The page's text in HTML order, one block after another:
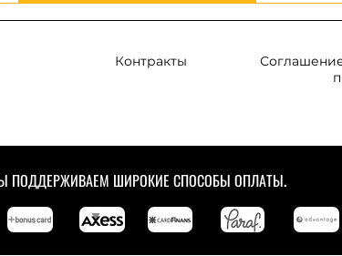
Контракты
ПОДДЕРЖИВАЕМ ШИРОКИЕ СПОСОБЫ ОПЛАТЫ.